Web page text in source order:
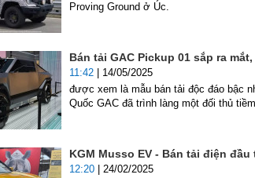
Proving Ground ở Úc.
Bán tải GAC Pickup 01 sắp ra
11:42 | 14/05/2025
được xem là mẫu bán tải độc đáo bậc
Quốc GAC đã trình làng một đối thủ
KGM Musso EV - Bán tải điện
12:20 | 24/02/2025